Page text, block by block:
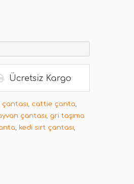
Ücretsiz Kargo
çantası, cattie çanta,
çantası, gri taşıma
, kedi sırt çantası,